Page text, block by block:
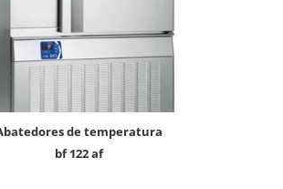
bf 122 af